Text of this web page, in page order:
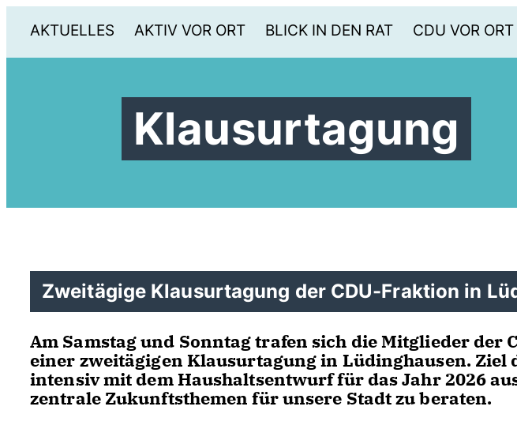
AKTUELLES AKTIV VOR ORT BLICK IN DEN RAT CDU VOR ORT
Klausurtagung
Zweitägige Klausurtagung der CDU-Fraktion in
Am Samstag und Sonntag trafen sich die Mitglieder der
einer zweitägigen Klausurtagung in Lüdinghausen. Ziel
intensiv mit dem Haushaltsentwurf für das Jahr 2026
zentrale Zukunftsthemen für unsere Stadt zu beraten.